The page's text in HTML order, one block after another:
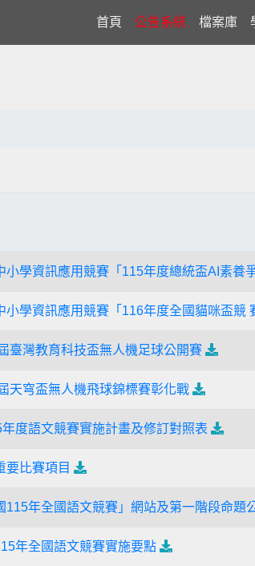
首頁(current)
公告系統 檔案庫
小學資訊應用競賽「115年度總統盃AI素養
小學資訊應用競賽「116年度全國貓咪盃競
臺灣教育科技盃無人機足球公開賽
天穹盃無人機飛球錦標賽彰化戰
度語文競賽實施計畫及修訂對照表
要比賽項目
115年全國語文競賽」網站及第一階段命題
年全國語文競賽實施要點